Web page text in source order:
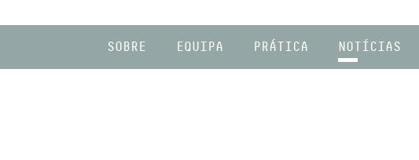
SOBRE EQUIPA PRÁTICA NOTÍCIAS